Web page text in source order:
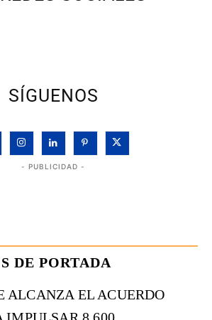
SÍGUENOS
- PUBLICIDAD -
DE PORTADA
ALCANZA EL ACUERDO